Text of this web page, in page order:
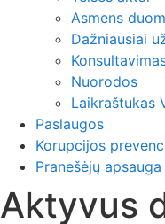
Asmens
Dažniausiai
Nuorodos
Laikraštukas
Paslaugos
Korupcijos
Pranešėjų apsauga
Aktyvus